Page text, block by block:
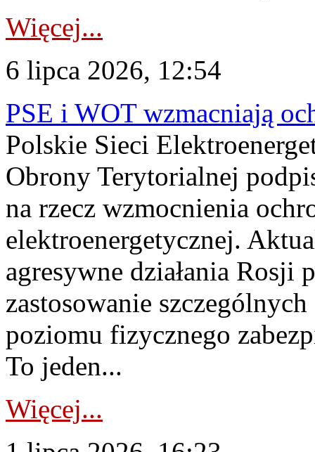
Więcej...
6 lipca 2026, 12:54
PSE i WOT wzmacniają
Polskie Sieci
Obrony Terytorialnej
na rzecz wzmocnienia
elektroenergetycznej.
agresywne działania Rosji
zastosowanie
poziomu fizycznego
To jeden...
Więcej...